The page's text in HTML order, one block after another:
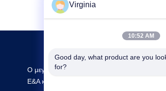
Ο μεγαλύτερος συγκολλητικός προμηθευτής
Ε&Α και παραγωγής στην Κίνα
Virginia
10:52 AM
Good day, what product are you
for?